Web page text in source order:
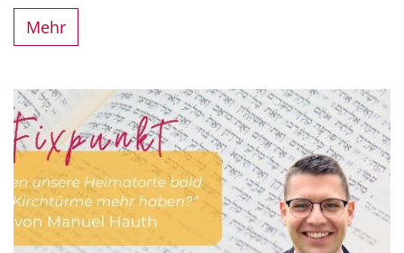
Mehr